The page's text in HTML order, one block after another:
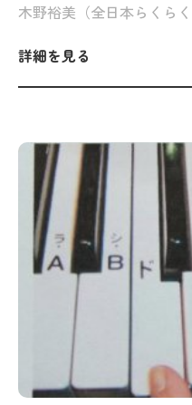
詳細を見る